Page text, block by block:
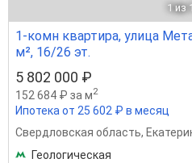
1 из 1
1-комн квартира, улица
м², 16/26 эт.
5 802 000 ₽
152 684 ₽ за м2
Ипотека от 25 602 ₽ в месяц
Свердловская область,
Геологическая